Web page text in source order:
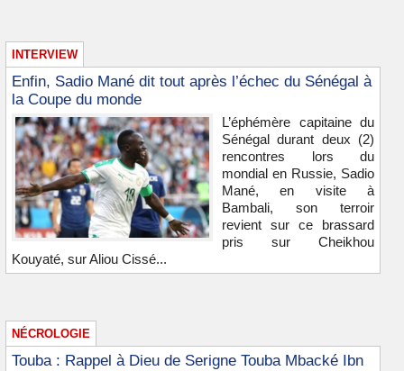
INTERVIEW
Enfin, Sadio Mané dit tout après l’échec du Sénégal à
la Coupe du monde
L’éphémère capitaine du
Sénégal durant deux (2)
rencontres lors du
mondial en Russie, Sadio
Mané, en visite à
Bambali, son terroir
revient sur ce brassard
pris sur Cheikhou
Kouyaté, sur Aliou Cissé...
NÉCROLOGIE
Touba : Rappel à Dieu de Serigne Touba Mbacké Ibn